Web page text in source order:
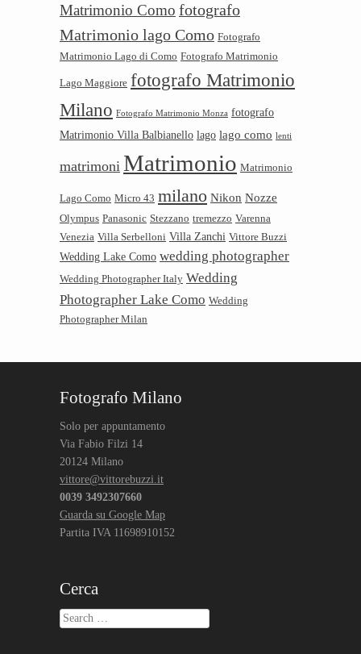
Matrimonio Como fotografo
Matrimonio lago Como Fotografo
Matrimonio Lago di Como Fotografo Matrimonio
Lago Maggiore fotografo Matrimonio
Milano Fotografo Matrimonio Monza fotografo
Matrimonio Villa Balbianello lago lago como lenti
matrimoni Matrimonio Matrimonio
Lago Como Micro 43 milano Nikon Nozze
Olympus Panasonic Stezzano tremezzo Varenna
Venezia Villa Serbelloni Villa Zanchi Vittore Buzzi
Wedding Lake Como wedding photographer
Wedding Photographer Italy Wedding
Photographer Lake Como Wedding
Photographer Milan
Fotografo Milano
Solo per appuntamento
Via Fabio Filzi 14
20124 Milano
vittore@vittorebuzzi.it
0039 3492307660
Guarda su Google Map
Partita IVA 11698910152
Cerca
Search